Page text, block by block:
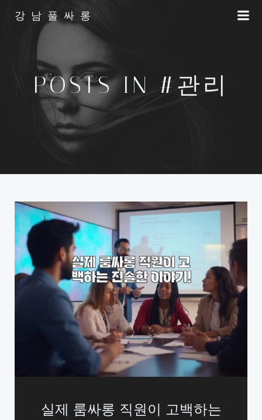
강남풀싸롱
POSTS IN #관리
실제 룸싸롱 직원이 고백하는